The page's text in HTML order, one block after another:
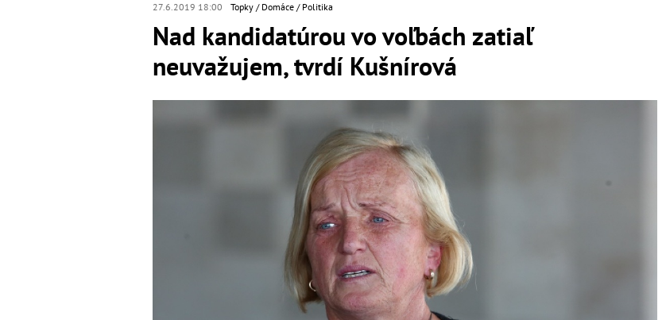
27.6.2019 18:00 Topky Domáce Politika
Nad kandidatúrou vo voľbách zatiaľ
neuvažujem, tvrdí Kušnírová